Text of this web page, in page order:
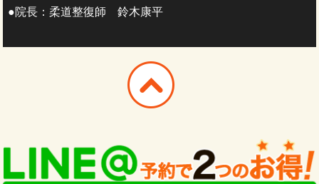
●院長：柔道整復師 鈴木康平